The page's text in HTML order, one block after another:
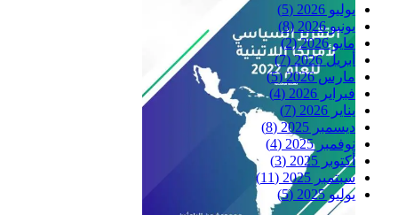
يوليو 2026
(5)
يونيو 2026
(8)
مايو 2026
(2)
أبريل 2026
(7)
مارس 2026
(5)
فبراير 2026
(4)
يناير 2026
(7)
ديسمبر 2025
(8)
نوفمبر 2025
(4)
أكتوبر 2025
(3)
سبتمبر 2025
(11)
يوليو 2025
(5)